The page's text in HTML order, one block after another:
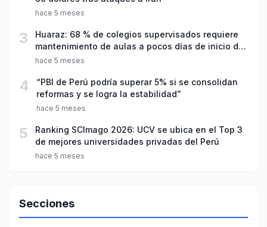
hace 5 meses
3
Huaraz: 68 % de colegios supervisados requiere
mantenimiento de aulas a pocos días de inicio del
año escolar 2026
hace 5 meses
4
“PBI de Perú podría superar 5% si se consolidan
reformas y se logra la estabilidad”
hace 5 meses
5
Ranking SCImago 2026: UCV se ubica en el Top 3
de mejores universidades privadas del Perú
hace 5 meses
Secciones